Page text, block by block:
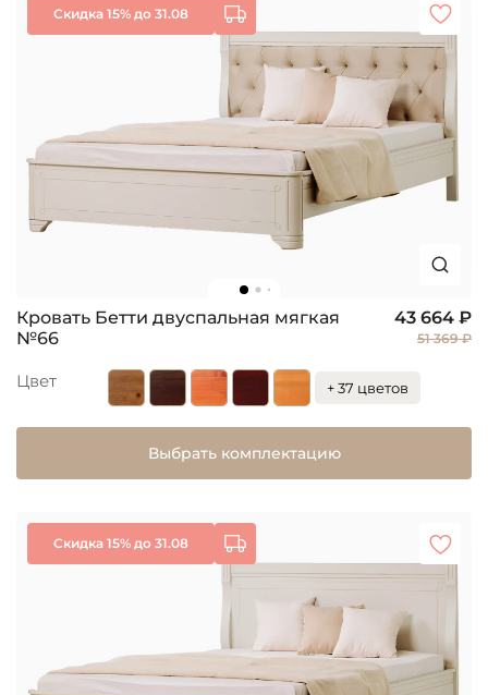
Скидка 15% до 31.08
Кровать Бетти двуспальная мягкая
№66
43 664 ₽
51 369 ₽
Цвет + 37 цветов
Выбрать комплектацию
Скидка 15% до 31.08